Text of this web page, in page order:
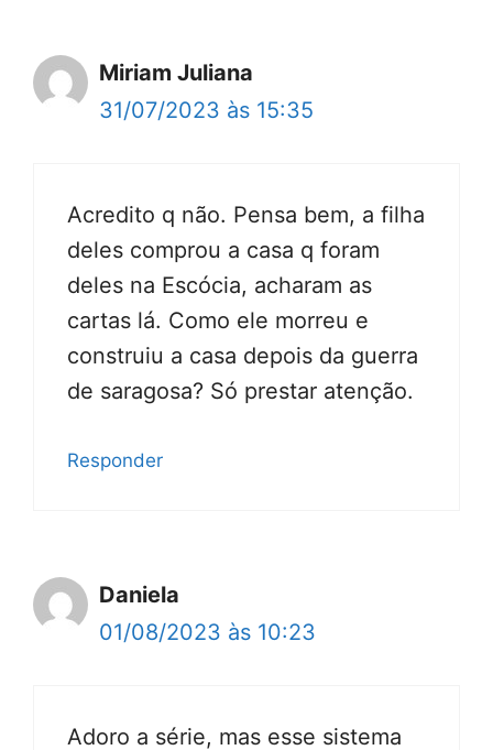
Miriam Juliana
31/07/2023 às 15:35
Acredito q não. Pensa bem, a filha
deles comprou a casa q foram
deles na Escócia, acharam as
cartas lá. Como ele morreu e
construiu a casa depois da guerra
de saragosa? Só prestar atenção.
Responder
Daniela
01/08/2023 às 10:23
Adoro a série, mas esse sistema